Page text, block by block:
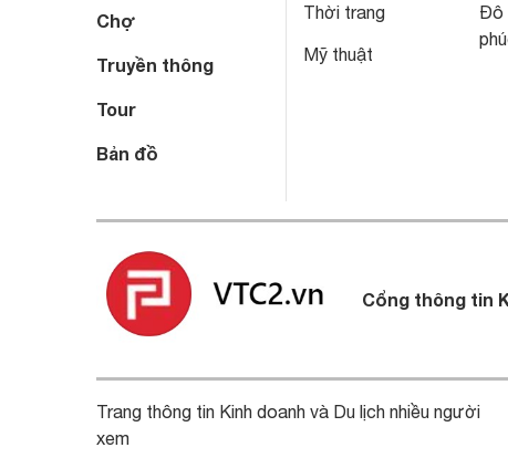
Chợ
Truyền thông
Tour
Bản đồ
Thời trang
Mỹ thuật
Đô
Cổng thông tin
Trang thông tin Kinh doanh và Du lịch nhiều người
xem